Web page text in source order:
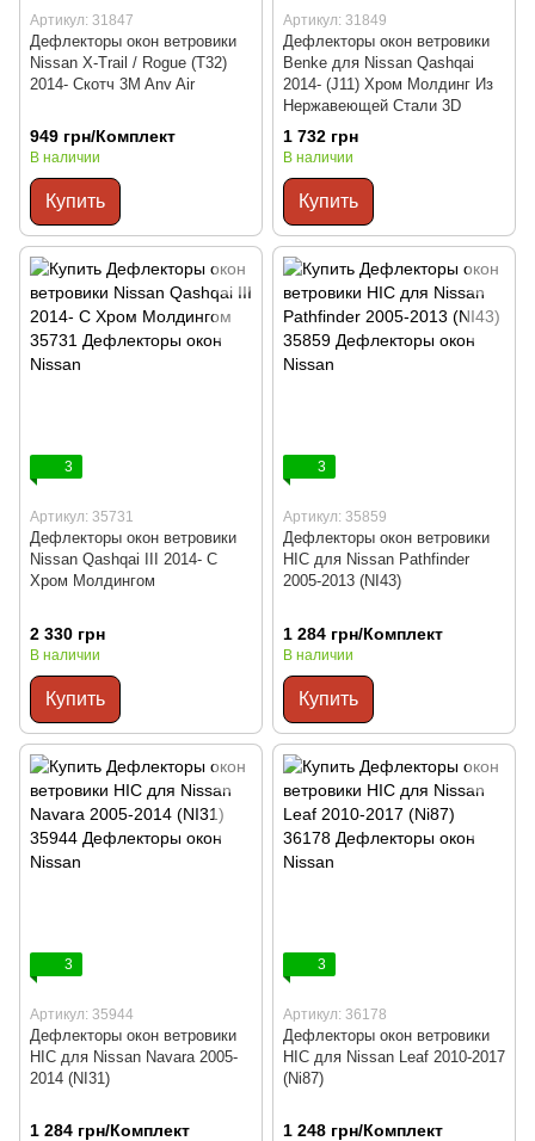
Артикул: 31847
Дефлекторы окон ветровики
Nissan X-Trail / Rogue (T32)
2014- Скотч 3M Anv Air
949 грн/Комплект
В наличии
Купить
Артикул: 31849
Дефлекторы окон ветровики
Benke для Nissan Qashqai
2014- (J11) Хром Молдинг Из
Нержавеющей Стали 3D
1 732 грн
В наличии
Купить
3
Артикул: 35731
Дефлекторы окон ветровики
Nissan Qashqai III 2014- С
Хром Молдингом
2 330 грн
В наличии
Купить
3
Артикул: 35859
Дефлекторы окон ветровики
HIC для Nissan Pathfinder
2005-2013 (NI43)
1 284 грн/Комплект
В наличии
Купить
3
Артикул: 35944
Дефлекторы окон ветровики
HIC для Nissan Navara 2005-
2014 (NI31)
1 284 грн/Комплект
3
Артикул: 36178
Дефлекторы окон ветровики
HIC для Nissan Leaf 2010-2017
(Ni87)
1 248 грн/Комплект